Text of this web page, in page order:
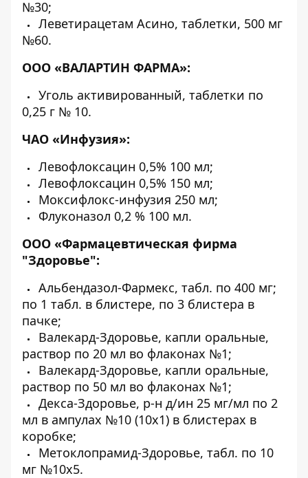
№30;
Леветирацетам Асино, таблетки, 500 мг
№60.
ООО «ВАЛАРТИН ФАРМА»:
Уголь активированный, таблетки по
0,25 г № 10.
ЧАО «Инфузия»:
Левофлоксацин 0,5% 100 мл;
Левофлоксацин 0,5% 150 мл;
Моксифлокс-инфузия 250 мл;
Флуконазол 0,2 % 100 мл.
ООО «Фармацевтическая фирма
"Здоровье":
Альбендазол-Фармекс, табл. по 400 мг;
по 1 табл. в блистере, по 3 блистера в
пачке;
Валекард-Здоровье, капли оральные,
раствор по 20 мл во флаконах №1;
Валекард-Здоровье, капли оральные,
раствор по 50 мл во флаконах №1;
Декса-Здоровье, р-н д/ин 25 мг/мл по 2
мл в ампулах №10 (10х1) в блистерах в
коробке;
Метоклопрамид-Здоровье, табл. по 10
мг №10х5.